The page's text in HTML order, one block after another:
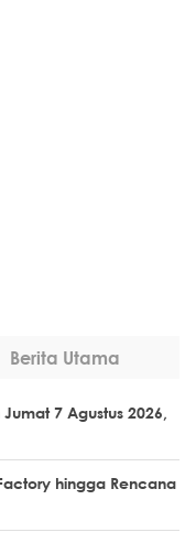
Berita Utama
7 Agustus 2026,
hingga Rencana